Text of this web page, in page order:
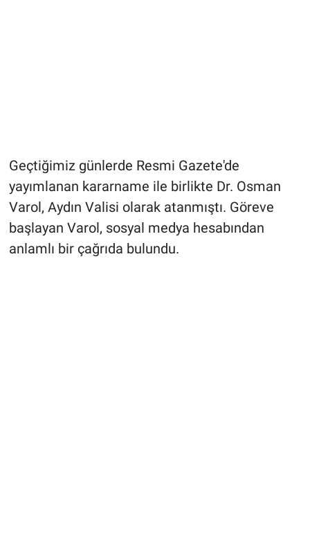
Geçtiğimiz günlerde Resmi Gazete'de
yayımlanan kararname ile birlikte Dr. Osman
Varol, Aydın Valisi olarak atanmıştı. Göreve
başlayan Varol, sosyal medya hesabından
anlamlı bir çağrıda bulundu.